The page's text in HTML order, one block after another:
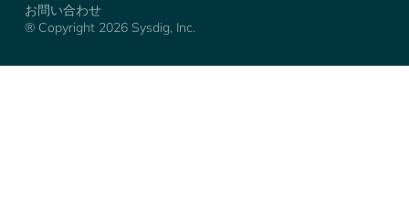
® Copyright 2026 Sysdig, Inc.
お問い合わせ